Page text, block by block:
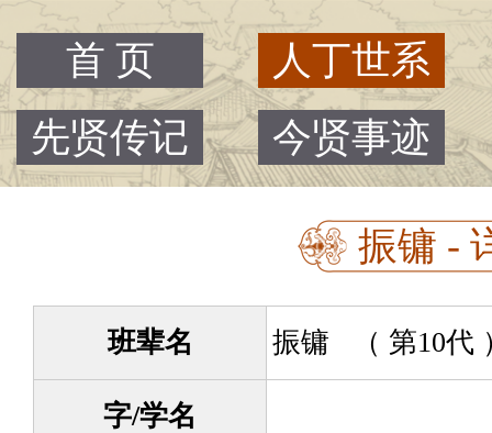
首 页
人丁世系
先贤传记
今贤事迹
振镛 -
班辈名 振镛 （ 第10代
字/学名